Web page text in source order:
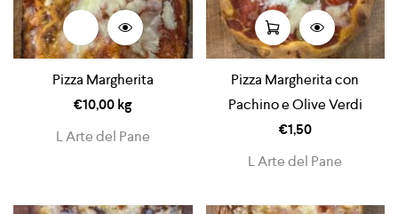
Pizza Margherita
€10,00kg
L Arte del Pane
Pizza Margherita con
Pachino e Olive Verdi
€1,50
L Arte del Pane